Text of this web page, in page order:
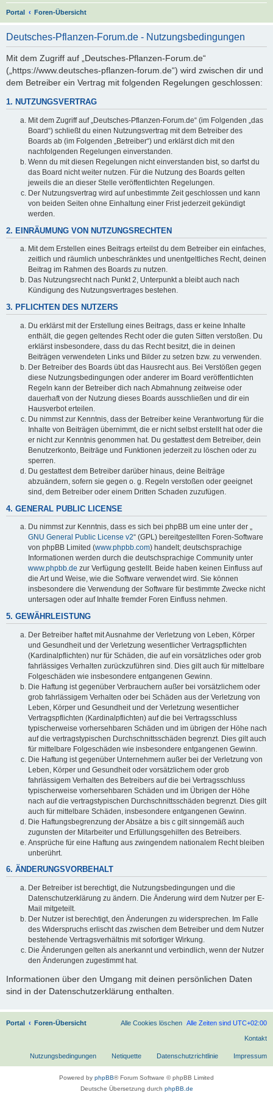
Portal Foren-Übersicht
Deutsches-Pflanzen-Forum.de - Nutzungsbedingungen
Mit dem Zugriff auf „Deutsches-Pflanzen-Forum.de“
(„https://www.deutsches-pflanzen-forum.de“) wird zwischen dir und
dem Betreiber ein Vertrag mit folgenden Regelungen geschlossen:
1. NUTZUNGSVERTRAG
Mit dem Zugriff auf „Deutsches-Pflanzen-Forum.de“ (im Folgenden „das
Board“) schließt du einen Nutzungsvertrag mit dem Betreiber des
Boards ab (im Folgenden „Betreiber“) und erklärst dich mit den
nachfolgenden Regelungen einverstanden.
Wenn du mit diesen Regelungen nicht einverstanden bist, so darfst du
das Board nicht weiter nutzen. Für die Nutzung des Boards gelten
jeweils die an dieser Stelle veröffentlichten Regelungen.
Der Nutzungsvertrag wird auf unbestimmte Zeit geschlossen und kann
von beiden Seiten ohne Einhaltung einer Frist jederzeit gekündigt
werden.
2. EINRÄUMUNG VON NUTZUNGSRECHTEN
Mit dem Erstellen eines Beitrags erteilst du dem Betreiber ein einfaches,
zeitlich und räumlich unbeschränktes und unentgeltliches Recht, deinen
Beitrag im Rahmen des Boards zu nutzen.
Das Nutzungsrecht nach Punkt 2, Unterpunkt a bleibt auch nach
Kündigung des Nutzungsvertrages bestehen.
3. PFLICHTEN DES NUTZERS
Du erklärst mit der Erstellung eines Beitrags, dass er keine Inhalte
enthält, die gegen geltendes Recht oder die guten Sitten verstoßen. Du
erklärst insbesondere, dass du das Recht besitzt, die in deinen
Beiträgen verwendeten Links und Bilder zu setzen bzw. zu verwenden.
Der Betreiber des Boards übt das Hausrecht aus. Bei Verstößen gegen
diese Nutzungsbedingungen oder anderer im Board veröffentlichten
Regeln kann der Betreiber dich nach Abmahnung zeitweise oder
dauerhaft von der Nutzung dieses Boards ausschließen und dir ein
Hausverbot erteilen.
Du nimmst zur Kenntnis, dass der Betreiber keine Verantwortung für die
Inhalte von Beiträgen übernimmt, die er nicht selbst erstellt hat oder die
er nicht zur Kenntnis genommen hat. Du gestattest dem Betreiber, dein
Benutzerkonto, Beiträge und Funktionen jederzeit zu löschen oder zu
sperren.
Du gestattest dem Betreiber darüber hinaus, deine Beiträge
abzuändern, sofern sie gegen o. g. Regeln verstoßen oder geeignet
sind, dem Betreiber oder einem Dritten Schaden zuzufügen.
4. GENERAL PUBLIC LICENSE
Du nimmst zur Kenntnis, dass es sich bei phpBB um eine unter der „
GNU General Public License v2“ (GPL) bereitgestellten Foren-Software
von phpBB Limited (www.phpbb.com) handelt; deutschsprachige
Informationen werden durch die deutschsprachige Community unter
www.phpbb.de zur Verfügung gestellt. Beide haben keinen Einfluss auf
die Art und Weise, wie die Software verwendet wird. Sie können
insbesondere die Verwendung der Software für bestimmte Zwecke nicht
untersagen oder auf Inhalte fremder Foren Einfluss nehmen.
5. GEWÄHRLEISTUNG
Der Betreiber haftet mit Ausnahme der Verletzung von Leben, Körper
und Gesundheit und der Verletzung wesentlicher Vertragspflichten
(Kardinalpflichten) nur für Schäden, die auf ein vorsätzliches oder grob
fahrlässiges Verhalten zurückzuführen sind. Dies gilt auch für mittelbare
Folgeschäden wie insbesondere entgangenen Gewinn.
Die Haftung ist gegenüber Verbrauchern außer bei vorsätzlichem oder
grob fahrlässigem Verhalten oder bei Schäden aus der Verletzung von
Leben, Körper und Gesundheit und der Verletzung wesentlicher
Vertragspflichten (Kardinalpflichten) auf die bei Vertragsschluss
typischerweise vorhersehbaren Schäden und im übrigen der Höhe nach
auf die vertragstypischen Durchschnittsschäden begrenzt. Dies gilt auch
für mittelbare Folgeschäden wie insbesondere entgangenen Gewinn.
Die Haftung ist gegenüber Unternehmern außer bei der Verletzung von
Leben, Körper und Gesundheit oder vorsätzlichem oder grob
fahrlässigem Verhalten des Betreibers auf die bei Vertragsschluss
typischerweise vorhersehbaren Schäden und im Übrigen der Höhe
nach auf die vertragstypischen Durchschnittsschäden begrenzt. Dies gilt
auch für mittelbare Schäden, insbesondere entgangenen Gewinn.
Die Haftungsbegrenzung der Absätze a bis c gilt sinngemäß auch
zugunsten der Mitarbeiter und Erfüllungsgehilfen des Betreibers.
Ansprüche für eine Haftung aus zwingendem nationalem Recht bleiben
unberührt.
6. ÄNDERUNGSVORBEHALT
Der Betreiber ist berechtigt, die Nutzungsbedingungen und die
Datenschutzerklärung zu ändern. Die Änderung wird dem Nutzer per E-
Mail mitgeteilt.
Der Nutzer ist berechtigt, den Änderungen zu widersprechen. Im Falle
des Widerspruchs erlischt das zwischen dem Betreiber und dem Nutzer
bestehende Vertragsverhältnis mit sofortiger Wirkung.
Die Änderungen gelten als anerkannt und verbindlich, wenn der Nutzer
den Änderungen zugestimmt hat.
Informationen über den Umgang mit deinen persönlichen Daten
sind in der Datenschutzerklärung enthalten.
Portal Foren-Übersicht Alle Zeiten sind UTC+02:00
Alle Cookies löschen
Kontakt
Impressum
Datenschutzrichtlinie
Netiquette
Nutzungsbedingungen
Powered by phpBB® Forum Software © phpBB Limited
Deutsche Übersetzung durch phpBB.de